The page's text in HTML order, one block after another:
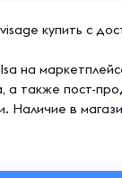
купить с
на
а также пост-
в